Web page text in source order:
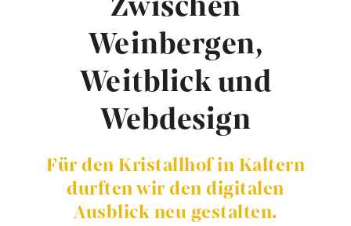
Weinbergen,
Weitblick und
Webdesign
Für den Kristallhof in Kaltern
durften wir den digitalen
Ausblick neu gestalten.